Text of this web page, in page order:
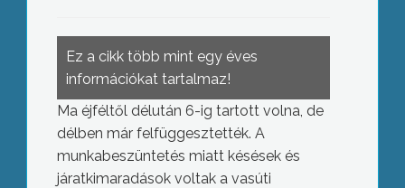
Ez a cikk több mint egy éves
információkat tartalmaz!
Ma éjféltől délután 6-ig tartott volna, de
délben már felfüggesztették. A
munkabeszüntetés miatt késések és
járatkimaradások voltak a vasúti